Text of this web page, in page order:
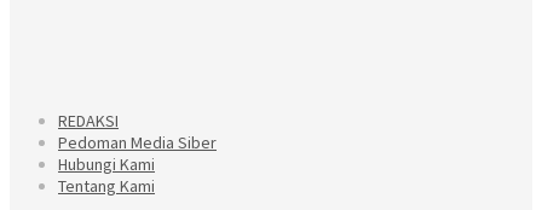
REDAKSI
Pedoman Media Siber
Hubungi Kami
Tentang Kami